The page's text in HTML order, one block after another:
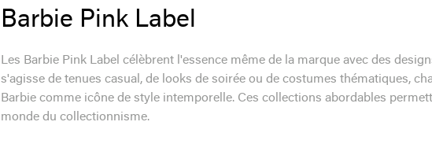
Barbie Pink Label
Les Barbie Pink Label célèbrent l'essence même de la marque avec des
s'agisse de tenues casual, de looks de soirée ou de costumes thématiques,
Barbie comme icône de style intemporelle. Ces collections abordables
monde du collectionnisme.